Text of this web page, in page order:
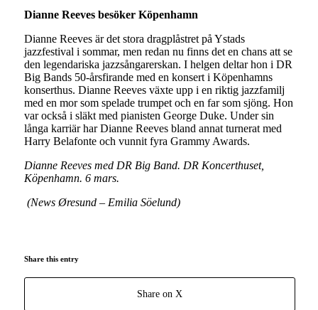
Dianne Reeves besöker Köpenhamn
Dianne Reeves är det stora dragplåstret på Ystads
jazzfestival i sommar, men redan nu finns det en chans att se
den legendariska jazzsångarerskan. I helgen deltar hon i DR
Big Bands 50-årsfirande med en konsert i Köpenhamns
konserthus. Dianne Reeves växte upp i en riktig jazzfamilj
med en mor som spelade trumpet och en far som sjöng. Hon
var också i släkt med pianisten George Duke. Under sin
långa karriär har Dianne Reeves bland annat turnerat med
Harry Belafonte och vunnit fyra Grammy Awards.
Dianne Reeves med DR Big Band. DR Koncerthuset,
Köpenhamn. 6 mars.
(News Øresund – Emilia Söelund)
Share this entry
Share on X